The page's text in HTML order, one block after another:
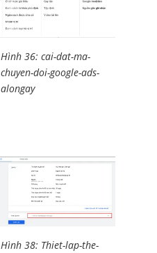
Hình 36: cai-dat-ma-
chuyen-doi-google-ads-
alongay
Hình 38: Thiet-lap-the-